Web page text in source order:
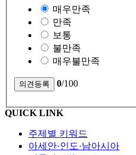
매우만족
만족
보통
불만족
매우불만족
0/100
QUICK LINK
주제별 키워드
아세안·인도·남아시아